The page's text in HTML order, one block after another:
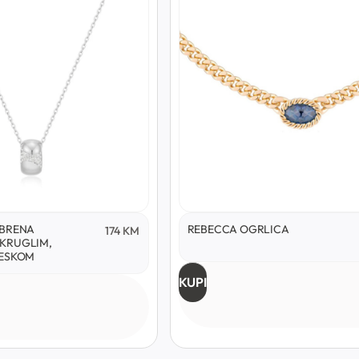
174 KM REBECCA OGRLICA
KUPI